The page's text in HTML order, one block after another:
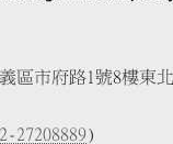
區市府路1號8樓東
27208889)